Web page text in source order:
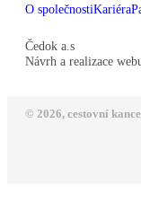
O společnostiKariéra
Čedok a.s
Návrh a realizace
© 2026, cestovní